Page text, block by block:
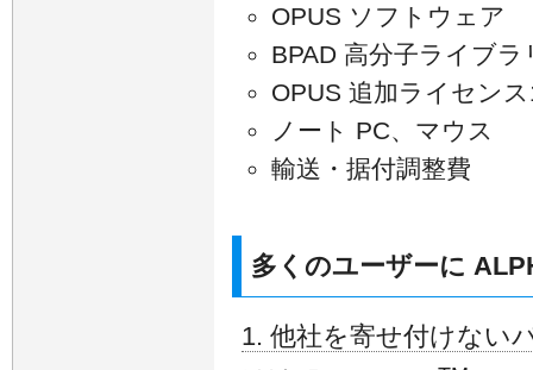
OPUS ソフトウェア
BPAD 高分子ライブラ
OPUS 追加ライセン
ノート PC、マウス
輸送・据付調整費
多くのユーザーに
1. 他社を寄せ付けない